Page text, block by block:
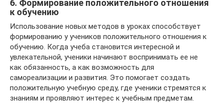
6. Формирование положительного отношения
к обучению
Использование новых методов в уроках способствует
формированию у учеников положительного отношения к
обучению. Когда учеба становится интересной и
увлекательной, ученики начинают воспринимать ее не
как обязанность, а как возможность для
самореализации и развития. Это помогает создать
положительную учебную среду, где ученики стремятся к
знаниям и проявляют интерес к учебным предметам.